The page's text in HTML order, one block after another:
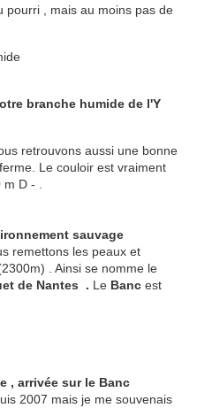
pourri , mais au moins pas de
branche humide de l'Y
retrouvons aussi une bonne
Le couloir est vraiment
D - .
sauvage
remettons les peaux et
. Ainsi se nomme le
de Nantes . Le Banc est
, arrivée sur le Banc
2007 mais je me souvenais